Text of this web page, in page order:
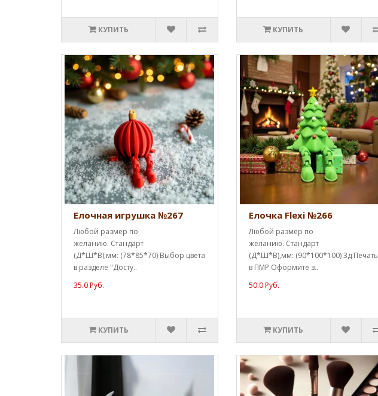
КУПИТЬ КУПИТЬ
Елочная игрушка №267
Любой размер по
желанию. Стандарт
(Д*Ш*В),мм: (78*85*70) Выбор цвета
в разделе "Досту..
35.0 Руб.
КУПИТЬ
Елочка Flexi №266
Любой размер по
желанию. Стандарт
(Д*Ш*В),мм: (90*100*100) 3д Печать
в ПМР.Оформите з..
50.0 Руб.
КУПИТЬ